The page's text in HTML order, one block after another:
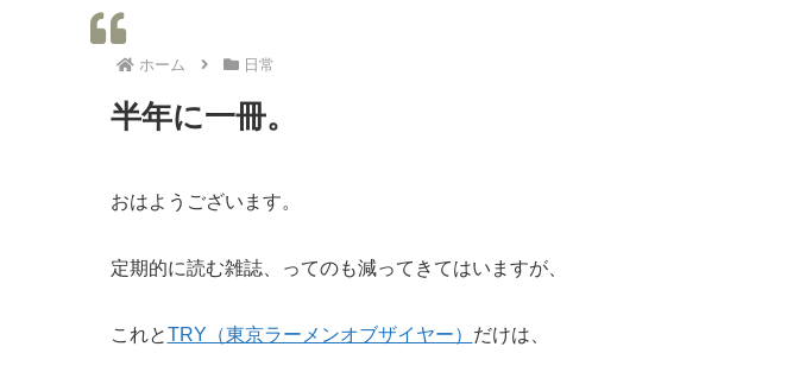
ホーム 日常
半年に一冊。
おはようございます。
定期的に読む雑誌、ってのも減ってきてはいますが、
これとTRY（東京ラーメンオブザイヤー） だけは、